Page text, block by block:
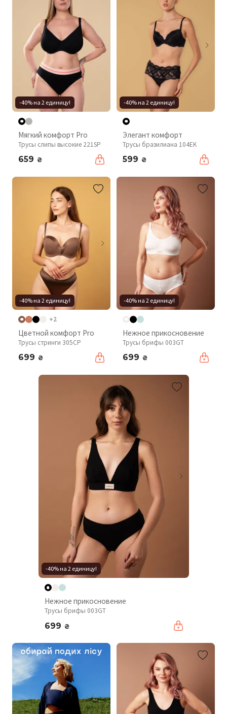
-40% на 2 единицу!
Мягкий комфорт Pro
Трусы слипы высокие 221SP
659 ₴
-40% на 2 единицу!
Элегант комфорт
Трусы бразилиана 104EK
599 ₴
-40% на 2 единицу!
+2
Цветной комфорт Pro
Трусы стринги 305CP
699 ₴
-40% на 2 единицу!
Нежное прикосновение
Трусы брифы 003GT
699 ₴
-40% на 2 единицу!
Нежное прикосновение
Трусы брифы 003GT
699 ₴